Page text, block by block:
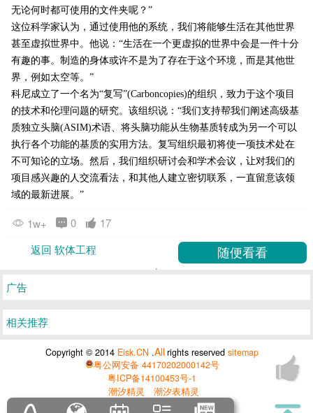
无论何时都可使用的文件夹呢？”
这位科学家认为，通过使用他的系统，我们将能够生活在其他世界
甚至虚拟世界中。他说：“生活在一个更虚拟的世界中会是一件十分
有趣的事。制造的身体或许不是为了存在于这个环境，而是其他世
界，例如太空等。”
科尼成立了一个名为“复写”(Carboncopies)的组织，致力于这个项目
的技术和伦理问题的研究。该组织说：“我们支持帮我们阐述高级基
质独立头脑(ASIM)术语、将头脑功能从生物基质转成为另一个可以
执行各个功能的基质的实用方法。复写组织最初将使一项技术处在
不可知论的立场。然后，我们组织研讨会和学术会议，让对我们的
项目感兴趣的人交流看法，和其他人建立密切联系，一直留意该领
域的最新进展。”
1w+ 0
17
返回 软体工程
广告
相关推荐
Copyright © 2014 Eisk.CN .Allrights reservedsitemap
粤公网安备 44170202000142号
粤ICP备14100453号-1
潮汐精灵
潮汐表精灵